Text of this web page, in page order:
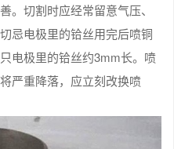
。切割时应经常留意气压、
忌电极里的铪丝用完后喷铜
电极里的铪丝约3mm长。喷
严重降落，应立刻改换喷